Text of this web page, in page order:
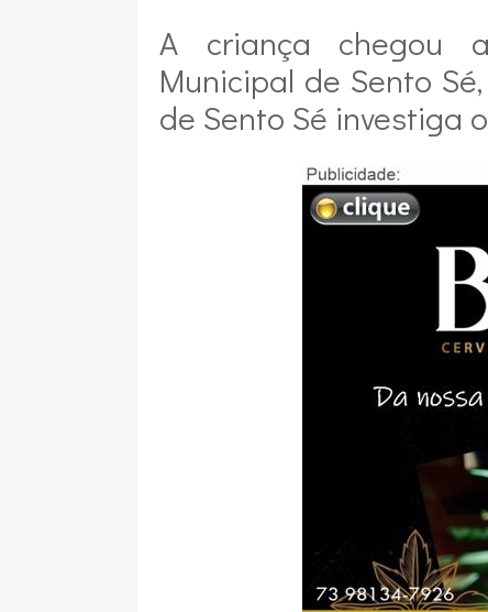
A criança chegou
Municipal de Sento
de Sento Sé investiga